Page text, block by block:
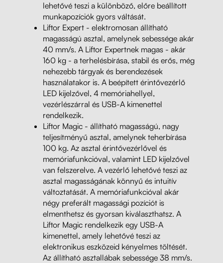
lehetővé teszi a különböző, előre beállított
munkapozíciók gyors váltását.
Liftor Expert - elektromosan állítható
magasságú asztal, amelynek sebessége akár
40 mm/s. A Liftor Expertnek magas - akár
160 kg - a terhelésbírása, stabil és erős, még
nehezebb tárgyak és berendezések
használatakor is. A beépített érintővezérlő
LED kijelzővel, 4 memóriahellyel,
vezérlészárral és USB-A kimenettel
rendelkezik.
Liftor Magic - állítható magasságú, nagy
teljesítményű asztal, amelynek teherbírása
100 kg. Az asztal érintővezérlővel és
memóriafunkcióval, valamint LED kijelzővel
van felszerelve. A vezérlő lehetővé teszi az
asztal magasságának könnyű és intuitív
változtatását. A memóriafunkcióval akár
négy preferált magassági pozíciót is
elmenthetsz és gyorsan kiválaszthatsz. A
Liftor Magic rendelkezik egy USB-A
kimenettel, amely lehetővé teszi az
elektronikus eszközeid kényelmes töltését.
Az állítható asztallábak sebessége 38 mm/s.